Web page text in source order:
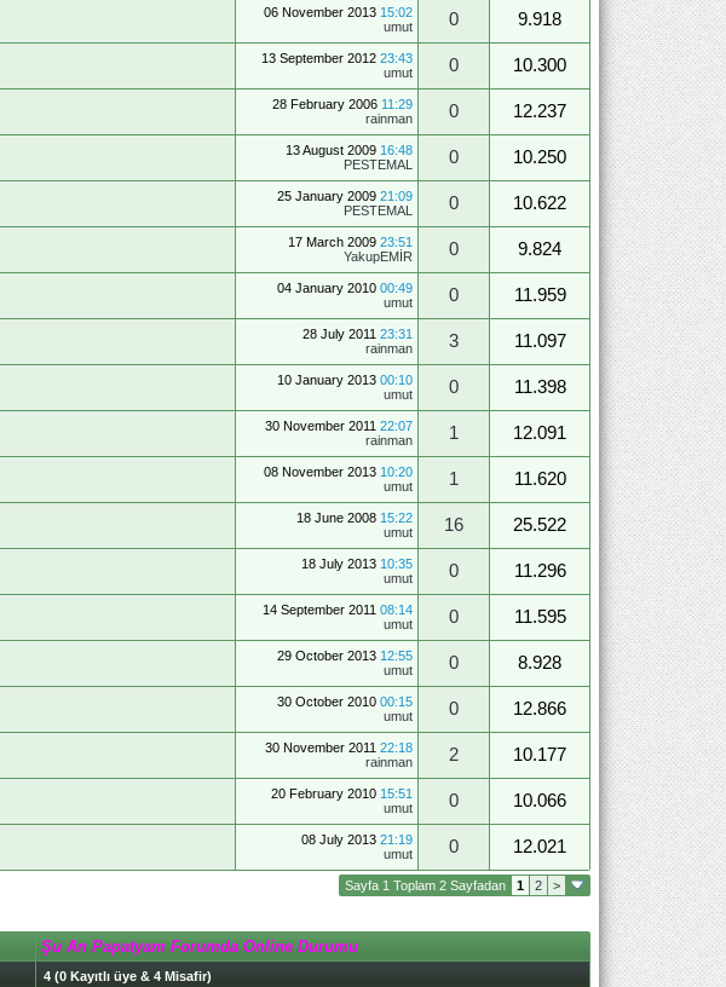
06 November 2013 15:02
umut
0
9.918
13 September 2012 23:43
umut
0
10.300
28 February 2006 11:29
rainman
0
12.237
13 August 2009 16:48
PESTEMAL
0
10.250
25 January 2009 21:09
PESTEMAL
0
10.622
17 March 2009 23:51
YakupEMİR
0
9.824
04 January 2010 00:49
umut
0
11.959
28 July 2011 23:31
rainman
3
11.097
10 January 2013 00:10
umut
0
11.398
30 November 2011 22:07
rainman
1
12.091
08 November 2013 10:20
umut
1
11.620
18 June 2008 15:22
umut
16
25.522
18 July 2013 10:35
umut
0
11.296
14 September 2011 08:14
umut
0
11.595
29 October 2013 12:55
umut
0
8.928
30 October 2010 00:15
umut
0
12.866
30 November 2011 22:18
rainman
2
10.177
20 February 2010 15:51
umut
0
10.066
08 July 2013 21:19
umut
0 12.021
Sayfa 1 Toplam 2 Sayfadan 1 2 >
Şu An Papatyam Forumda Online Durumu
4 (0 Kayıtlı üye & 4 Misafir)